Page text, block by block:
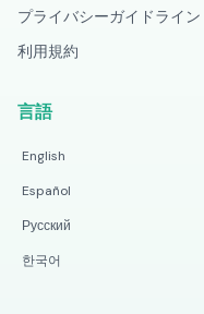
プライバシーガイドライン
利用規約
言語
English
Español
Русский
한국어